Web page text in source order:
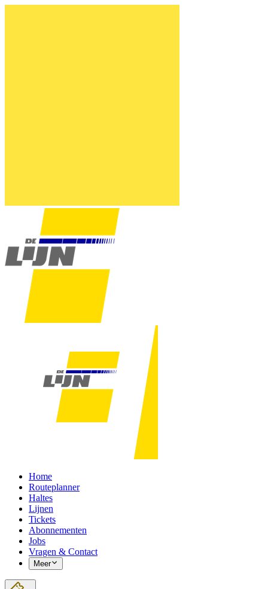
Home
Routeplanner
Haltes
Lijnen
Tickets
Abonnementen
Jobs
Vragen & Contact
Meer